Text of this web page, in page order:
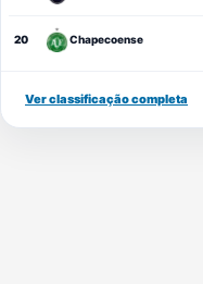
20 Chapecoense
Ver classificação completa